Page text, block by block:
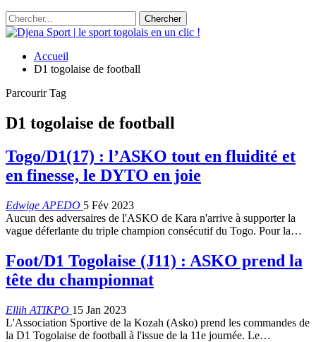
Accueil
D1 togolaise de football
Parcourir Tag
D1 togolaise de football
Togo/D1(17) : l’ASKO tout en fluidité et
en finesse, le DYTO en joie
Edwige APEDO 5 Fév 2023
Aucun des adversaires de l'ASKO de Kara n'arrive à supporter la
vague déferlante du triple champion consécutif du Togo. Pour la…
Foot/D1 Togolaise (J11) : ASKO prend la
tête du championnat
Ellih ATIKPO 15 Jan 2023
L'Association Sportive de la Kozah (Asko) prend les commandes de
la D1 Togolaise de football à l'issue de la 11e journée. Le…